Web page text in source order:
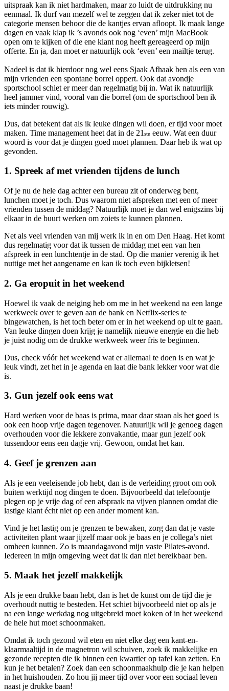
uitspraak kan ik niet hardmaken, maar zo luidt de uitdrukking nu
eenmaal. Ik durf van mezelf wel te zeggen dat ik zeker niet tot de
categorie mensen behoor die de kantjes ervan afloopt. Ik maak lange
dagen en vaak klap ik ’s avonds ook nog ‘even’ mijn MacBook
open om te kijken of die ene klant nog heeft gereageerd op mijn
offerte. En ja, dan moet er natuurlijk ook ‘even’ een mailtje terug.
Nadeel is dat ik hierdoor nog wel eens Sjaak Afhaak ben als een van
mijn vrienden een spontane borrel oppert. Ook dat avondje
sportschool schiet er meer dan regelmatig bij in. Wat ik natuurlijk
heel jammer vind, vooral van die borrel (om de sportschool ben ik
iets minder rouwig).
Dus, dat betekent dat als ik leuke dingen wil doen, er tijd voor moet
maken. Time management heet dat in de 21 ste eeuw. Wat een duur
woord is voor dat je dingen goed moet plannen. Daar heb ik wat op
gevonden.
1. Spreek af met vrienden tijdens de lunch
Of je nu de hele dag achter een bureau zit of onderweg bent,
lunchen moet je toch. Dus waarom niet afspreken met een of meer
vrienden tussen de middag? Natuurlijk moet je dan wel enigszins bij
elkaar in de buurt werken om zoiets te kunnen plannen.
Net als veel vrienden van mij werk ik in en om Den Haag. Het komt
dus regelmatig voor dat ik tussen de middag met een van hen
afspreek in een lunchtentje in de stad. Op die manier verenig ik het
nuttige met het aangename en kan ik toch even bijkletsen!
2. Ga eropuit in het weekend
Hoewel ik vaak de neiging heb om me in het weekend na een lange
werkweek over te geven aan de bank en Netflix-series te
bingewatchen, is het toch beter om er in het weekend op uit te gaan.
Van leuke dingen doen krijg je namelijk nieuwe energie en die heb
je juist nodig om de drukke werkweek weer fris te beginnen.
Dus, check vóór het weekend wat er allemaal te doen is en wat je
leuk vindt, zet het in je agenda en laat die bank lekker voor wat die
is.
3. Gun jezelf ook eens wat
Hard werken voor de baas is prima, maar daar staan als het goed is
ook een hoop vrije dagen tegenover. Natuurlijk wil je genoeg dagen
overhouden voor die lekkere zonvakantie, maar gun jezelf ook
tussendoor eens een dagje vrij. Gewoon, omdat het kan.
4. Geef je grenzen aan
Als je een veeleisende job hebt, dan is de verleiding groot om ook
buiten werktijd nog dingen te doen. Bijvoorbeeld dat telefoontje
plegen op je vrije dag of een afspraak na vijven plannen omdat die
lastige klant écht niet op een ander moment kan.
Vind je het lastig om je grenzen te bewaken, zorg dan dat je vaste
activiteiten plant waar jijzelf maar ook je baas en je collega’s niet
omheen kunnen. Zo is maandagavond mijn vaste Pilates-avond.
Iedereen in mijn omgeving weet dat ik dan niet bereikbaar ben.
5. Maak het jezelf makkelijk
Als je een drukke baan hebt, dan is het de kunst om de tijd die je
overhoudt nuttig te besteden. Het schiet bijvoorbeeld niet op als je
na een lange werkdag nog uitgebreid moet koken of in het weekend
de hele hut moet schoonmaken.
Omdat ik toch gezond wil eten en niet elke dag een kant-en-
klaarmaaltijd in de magnetron wil schuiven, zoek ik makkelijke en
gezonde recepten die ik binnen een kwartier op tafel kan zetten. En
kun je het betalen? Zoek dan een schoonmaakhulp die je kan helpen
in het huishouden. Zo hou jij meer tijd over voor een sociaal leven
naast je drukke baan!